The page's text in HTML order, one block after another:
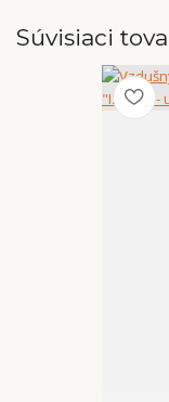
Súvisiaci